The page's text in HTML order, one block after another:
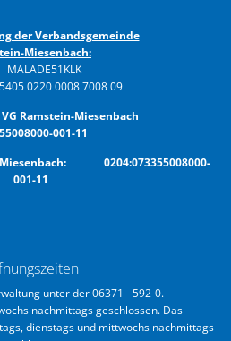
der Verbandsgemeinde
Miesenbach:
MALADE51KLK
0220 0008 7008 09
Ramstein-Miesenbach
001-11
Miesenbach: 0204:073355008000-
001-11
unter der 06371 - 592-0.
nachmittags geschlossen. Das
dienstags und mittwochs nachmittags